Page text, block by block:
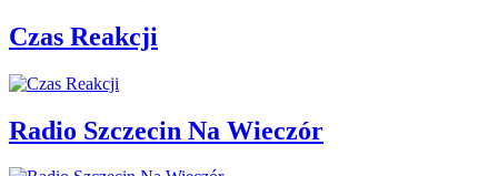
Czas Reakcji
Radio Szczecin Na Wieczór